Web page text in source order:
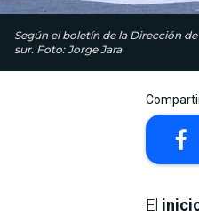
Según el boletín de la Dirección
sur. Foto: Jorge Jara
El